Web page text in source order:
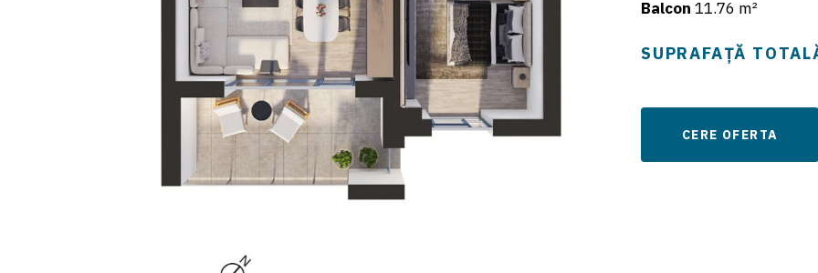
Balcon 11.76 m²
SUPRAFAȚĂ
CERE OFERTA